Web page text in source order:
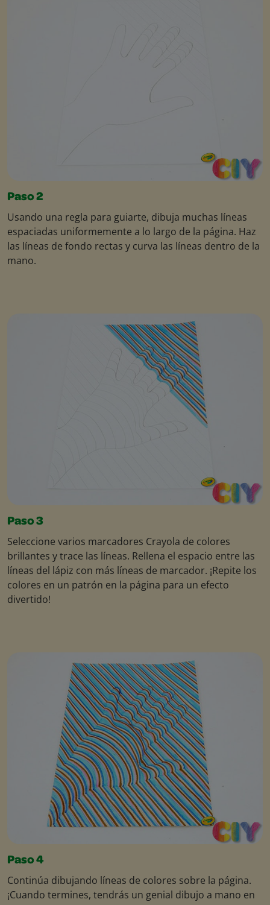
Paso 2
Usando una regla para guiarte, dibuja muchas líneas
espaciadas uniformemente a lo largo de la página. Haz
las líneas de fondo rectas y curva las líneas dentro de la
mano.
Paso 3
Seleccione varios marcadores Crayola de colores
brillantes y trace las líneas. Rellena el espacio entre las
líneas del lápiz con más líneas de marcador. ¡Repite los
colores en un patrón en la página para un efecto
divertido!
Paso 4
Continúa dibujando líneas de colores sobre la página.
¡Cuando termines, tendrás un genial dibujo a mano en